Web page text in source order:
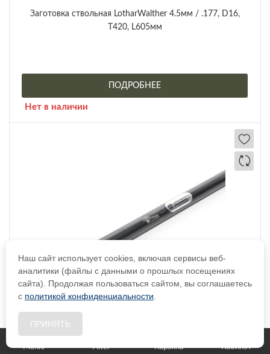
Заготовка ствольная LotharWalther 4.5мм / .177, D16,
Т420, L605мм
ПОДРОБНЕЕ
Нет в наличии
Заготовка ствольная Green Walther 6.35мм / .25, D16,
Меню Filter Корзина Кабинет
Наш сайт использует cookies, включая сервисы веб-
аналитики (файлы с данными о прошлых посещениях
сайта). Продолжая пользоваться сайтом, вы соглашаетесь
с политикой конфиденциальности
ПРИНЯТЬ